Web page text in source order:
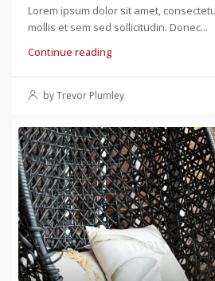
Lorem ipsum dolor sit amet,
mollis et sem sed sollicitudin. Donec...
Continue reading
by Trevor Plumley